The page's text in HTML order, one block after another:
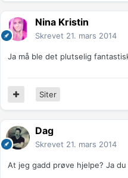
Nina Kristin
Skrevet 21. mars 2014
Ja må ble det plutselig
Siter
Dag
Skrevet 21. mars 2014
At jeg gadd prøve hjelpe? Ja